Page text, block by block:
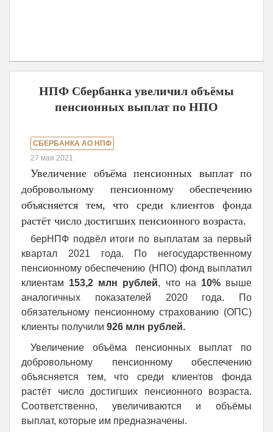
НПФ Сбербанка увеличил объёмы
пенсионных выплат по НПО
СБЕРБАНКА АО НПФ
27 мая 2021
Увеличение объёма пенсионных выплат по
добровольному пенсионному обеспечению
объясняется тем, что среди клиентов фонда
растёт число достигших пенсионного возраста.
берНПФ подвёл итоги по выплатам за первый
квартал 2021 года. По негосударственному
пенсионному обеспечению (НПО) фонд выплатил
клиентам 153,2 млн рублей, что на 10%выше
аналогичных показателей 2020 года. По
обязательному пенсионному страхованию (ОПС)
клиенты получили 926 млн рублей.
Увеличение объёма пенсионных выплат по
добровольному пенсионному обеспечению
объясняется тем, что среди клиентов фонда
растёт число достигших пенсионного возраста.
Соответственно, увеличиваются и объёмы
выплат, которые им предназначены.